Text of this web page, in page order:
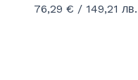
76,29 € / 149,21 лв.